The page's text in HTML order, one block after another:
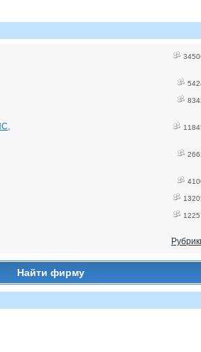
Найти фирму